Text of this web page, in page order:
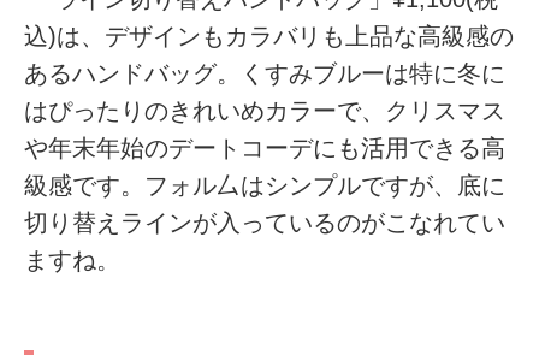
込)は、デザインもカラバリも上品な高級感の
あるハンドバッグ。くすみブルーは特に冬に
はぴったりのきれいめカラーで、クリスマス
や年末年始のデートコーデにも活用できる高
級感です。フォル厶はシンプルですが、底に
切り替えラインが入っているのがこなれてい
ますね。